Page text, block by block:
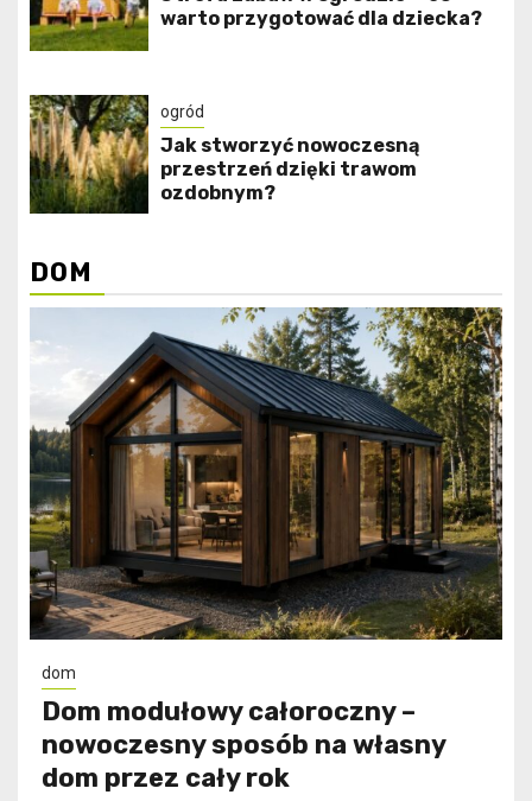
warto przygotować dla dziecka?
ogród
Jak stworzyć nowoczesną
przestrzeń dzięki trawom
ozdobnym?
DOM
dom
Dom modułowy całoroczny –
nowoczesny sposób na własny
dom przez cały rok